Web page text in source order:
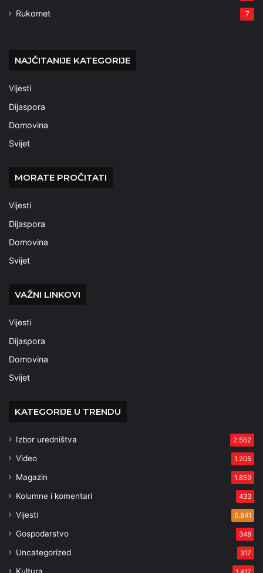
Rukomet 7
NAJČITANIJE KATEGORIJE
Vijesti
Dijaspora
Domovina
Svijet
MORATE PROČITATI
Vijesti
Dijaspora
Domovina
Svijet
VAŽNI LINKOVI
Vijesti
Dijaspora
Domovina
Svijet
KATEGORIJE U TRENDU
Izbor uredništva 2.562
Video 1.205
Magazin 1.859
Kolumne i komentari 433
Vijesti 6.841
Gospodarstvo 348
Uncategorized 317